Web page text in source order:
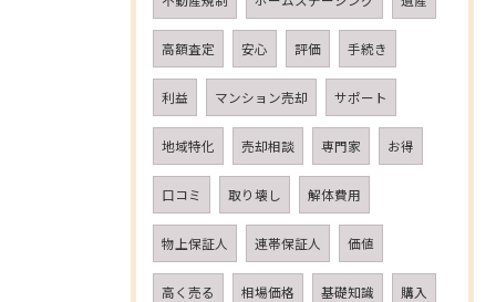
高額査定 安心 評価 手続き
利益 マンション売却 サポート
地域特化 売却相談 専門家 お得
口コミ 取り壊し 解体費用
物上保証人 連帯保証人 価値
高く売る 相場価格 基礎知識 購入